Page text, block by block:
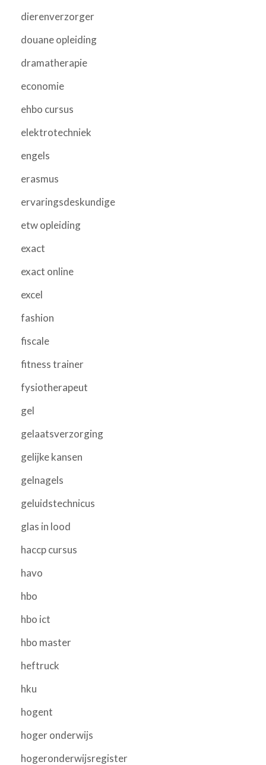
dierenverzorger
douane opleiding
dramatherapie
economie
ehbo cursus
elektrotechniek
engels
erasmus
ervaringsdeskundige
etw opleiding
exact
exact online
excel
fashion
fiscale
fitness trainer
fysiotherapeut
gel
gelaatsverzorging
gelijke kansen
gelnagels
geluidstechnicus
glas in lood
haccp cursus
havo
hbo
hbo ict
hbo master
heftruck
hku
hogent
hoger onderwijs
hogeronderwijsregister